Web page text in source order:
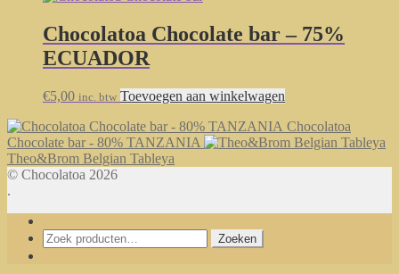
Chocolatoa Chocolate bar – 75%
ECUADOR
€5,00 inc. btw Toevoegen aan winkelwagen
Chocolatoa
Chocolate bar - 80% TANZANIA
Theo&Brom Belgian Tableya
© Chocolatoa 2026
.
Zoeken
naar:
Zoeken